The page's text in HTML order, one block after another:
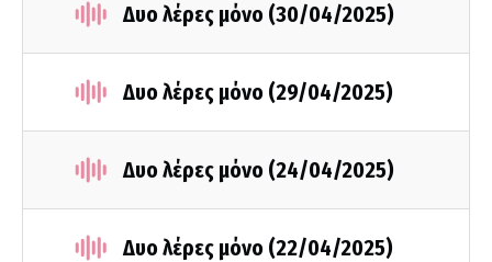
Δυο λέρες μόνο (30/04/2025)
Δυο λέρες μόνο (29/04/2025)
Δυο λέρες μόνο (24/04/2025)
Δυο λέρες μόνο (22/04/2025)